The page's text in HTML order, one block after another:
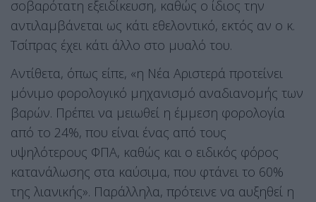
σοβαρότατη εξειδίκευση, καθώς ο ίδιος την
αντιλαμβάνεται ως κάτι εθελοντικό, εκτός αν ο κ.
Τσίπρας έχει κάτι άλλο στο μυαλό του.
Αντίθετα, όπως είπε, «η Νέα Αριστερά προτείνει
μόνιμο φορολογικό μηχανισμό αναδιανομής των
βαρών. Πρέπει να μειωθεί η έμμεση φορολογία
από το 24%, που είναι ένας από τους
υψηλότερους ΦΠΑ, καθώς και ο ειδικός φόρος
κατανάλωσης στα καύσιμα, που φτάνει το 60%
της λιανικής». Παράλληλα, πρότεινε να αυξηθεί η